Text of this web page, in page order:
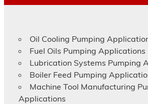
Oil Cooling Pumping
Fuel Oils Pumping Applications
Lubrication Systems Pumping
Boiler Feed Pumping
Machine Tool Manufacturing
Applications